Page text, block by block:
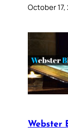
October 17,
Webster